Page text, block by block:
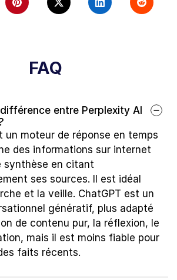
FAQ
entre Perplexity AI
un moteur de réponse en temps
des informations sur internet
synthèse en citant
ses sources. Il est idéal
et la veille. ChatGPT est un
génératif, plus adapté
de contenu pur, la réflexion, le
mais il est moins fiable pour
faits récents.